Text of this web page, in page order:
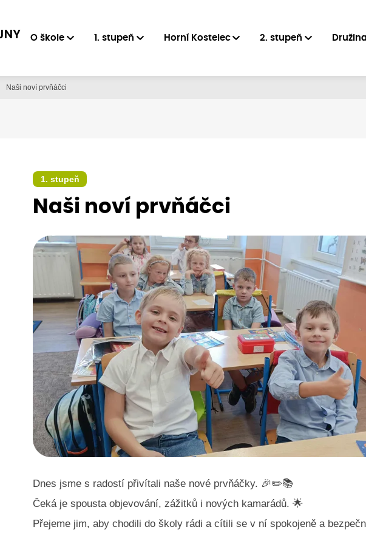
O škole 1. stupeň Horní Kostelec 2. stupeň
Naši noví prvňáčci
1. stupeň
Naši noví prvňáčci
Dnes jsme s radostí přivítali naše nové prvňáčky. 🎉✏️📚
Čeká je spousta objevování, zážitků i nových kamarádů.🌟
Přejeme jim, aby chodili do školy rádi a cítili se v ní spokojeně a